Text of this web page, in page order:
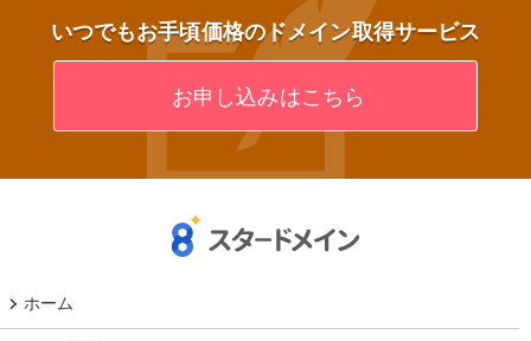
いつでもお手頃価格のドメイン取得サービス
お申し込みはこちら
ホーム